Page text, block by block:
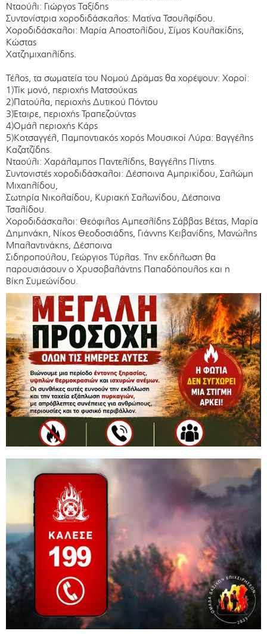
Νταούλι: Γιώργος Ταξίδης
Συντονίστρια χοροδιδάσκαλος: Ματίνα Τσουλφίδου.
Χοροδιδάσκαλοι: Μαρία Αποστολίδου, Σίμος Κουλακίδης,
Κώστας
Χατζημιχαηλίδης.
Τέλος, τα σωματεία του Νομού Δράμας θα χορέψουν: Χοροί:
1)Τίκ μονό, περιοχής Ματσούκας
2)Πατούλα, περιοχής Δυτικού Πόντου
3)Έταιρε, περιοχής Τραπεζούντας
4)Ομάλ περιοχής Κάρς
5)Κοτσαγγέλ, Παμποντιακός χορός Μουσικοί Λύρα: Βαγγέλης
Καζατζίδης.
Νταούλι: Χαράλαμπος Παντελίδης, Βαγγέλης Πίντης.
Συντονιστές χοροδιδάσκαλοι: Δέσποινα Αμπρικίδου, Σαλώμη
Μιχαηλίδου,
Σωτηρία Νικολαίδου, Κυριακή Σαλωνίδου, Δέσποινα
Τσαλίδου.
Χοροδιδάσκαλοι: Θεόφιλος Αμπεσλίδης Σάββας Βέτας, Μαρία
Δημηνάκη, Νίκος Θεοδοσιάδης, Γιάννης Κειβανίδης, Μανώλης
Μπαλαντινάκης, Δέσποινα
Σιδηροπούλου, Γεώργιος Τύρλας. Την εκδήλωση θα
παρουσιάσουν ο Χρυσοβαλάντης Παπαδόπουλος και η
Βίκη Συμεώνίδου.